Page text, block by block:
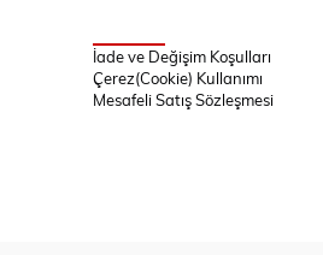
İade ve Değişim Koşulları
Çerez(Cookie) Kullanımı
Mesafeli Satış Sözleşmesi